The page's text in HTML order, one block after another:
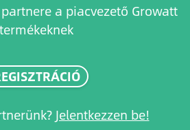
a piacvezető Growatt
termékeknek
Jelentkezzen be!